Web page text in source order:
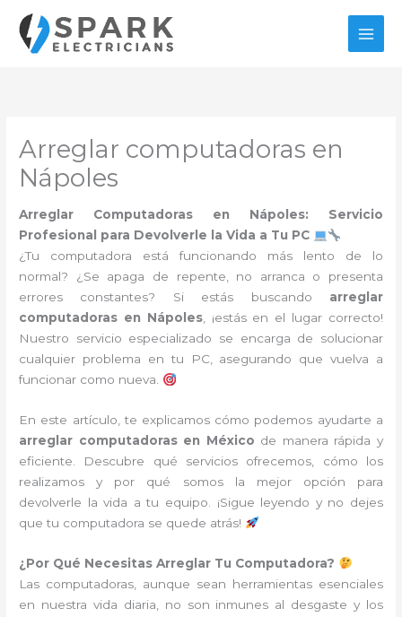
contenido
Arreglar computadoras en
Nápoles
Arreglar Computadoras en Nápoles: Servicio
Profesional para Devolverle la Vida a Tu PC
¿Tu computadora está funcionando más lento de lo
normal? ¿Se apaga de repente, no arranca o presenta
errores constantes? Si estás buscando arreglar
computadoras en Nápoles, ¡estás en el lugar correcto!
Nuestro servicio especializado se encarga de solucionar
cualquier problema en tu PC, asegurando que vuelva a
funcionar como nueva.
En este artículo, te explicamos cómo podemos ayudarte a
arreglar computadoras en México de manera rápida y
eficiente. Descubre qué servicios ofrecemos, cómo los
realizamos y por qué somos la mejor opción para
devolverle la vida a tu equipo. ¡Sigue leyendo y no dejes
que tu computadora se quede atrás!
¿Por Qué Necesitas Arreglar Tu Computadora?
Las computadoras, aunque sean herramientas esenciales
en nuestra vida diaria, no son inmunes al desgaste y los